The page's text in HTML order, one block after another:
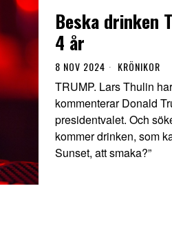
Beska drinken
4 år
8 NOV 2024 KRÖNIKOR
TRUMP. Lars Thulin
kommenterar Donald
presidentvalet. Och
kommer drinken, som
Sunset, att smaka?”